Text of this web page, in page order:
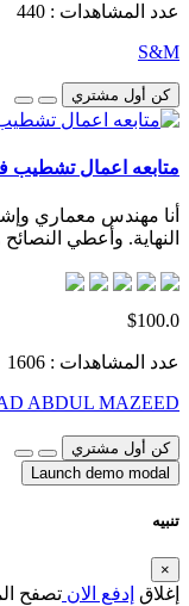
عدد المشاهدات : 440
S&M
كن أول مشتري
متابعه اعمال تشطيب
أنا مهندس معماري
النهاية. وأعطي
$100.0
عدد المشاهدات : 1606
ABDUL MAZEED
كن أول مشتري
Launch demo modal
تنبيه
×
إغلاق إدفع الان تصفح